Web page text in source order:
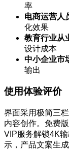
率
电商运营人
化效果
教育行业从
设计成本
中小企业市
输出
使用体验评价
界面采用极简三
内容创作。免费
VIP服务解锁4K
示，产品文案生